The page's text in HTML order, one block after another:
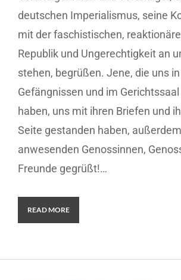
deutschen Imperialismus, seine
mit der faschistischen,
Republik und Ungerechtigkeit an
stehen, begrüßen. Jene, die uns
Gefängnissen und im
haben, uns mit ihren Briefen und
Seite gestanden haben,
anwesenden Genossinnen,
Freunde gegrüßt!…
READ MORE